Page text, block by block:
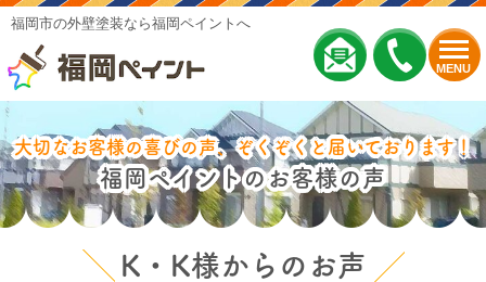
MENU
福岡市の外壁塗装なら福岡ペイントへ
大切なお客様の喜びの声、ぞくぞくと届いております！
福岡ペイントのお客様の声
K・K様からのお声